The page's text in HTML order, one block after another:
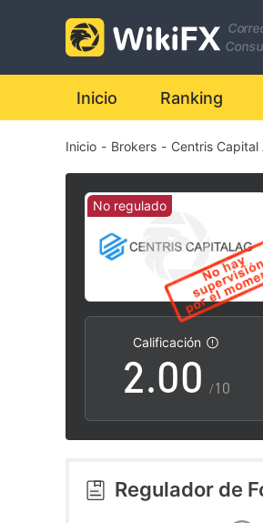
Inicio Ranking
Inicio - Brokers - Centris Capital
No regulado
Calificación
0
1
2
3
4
.0
1
2
0
1
2
/10
Regulador de